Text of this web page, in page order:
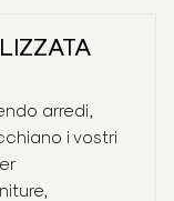
arredi,
i vostri